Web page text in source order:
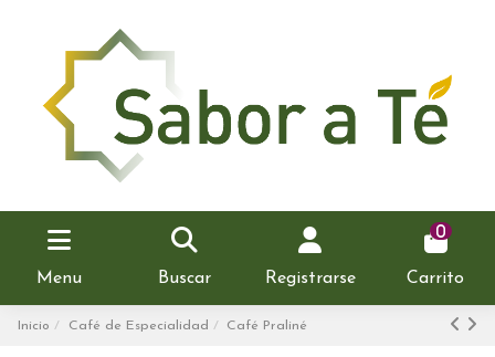
Menu Buscar Registrarse
0
Carrito
Inicio Café de Especialidad Café Praliné